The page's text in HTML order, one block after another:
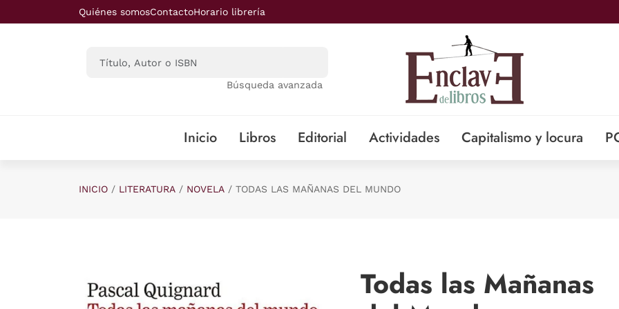
Saltar al contenido principal
Quiénes somosContactoHorario librería
Búsqueda avanzada
Inicio Libros Editorial Actividades Capitalismo y locura
INICIO LITERATURA NOVELA TODAS LAS MAÑANAS DEL MUNDO
Todas las Mañanas